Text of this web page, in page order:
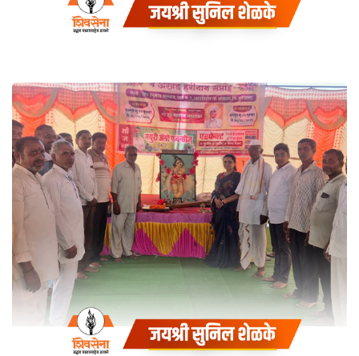
Coaching
जगद्गुरु तुकाराम महाराज बीज
निमित्ताने आज अनेक ठिकाणी प्रवचन
सोहळा
Coaching